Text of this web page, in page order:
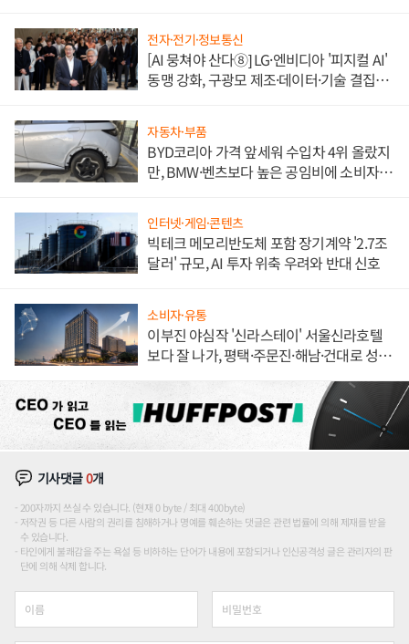
전자·전기·정보통신
[AI 뭉쳐야 산다⑧] LG·엔비디아 '피지컬 AI'
동맹 강화, 구광모 제조·데이터·기술 결집
자동차·부품
BYD코리아 가격 앞세워 수입차 4위 올랐지
만, BMW·벤츠보다 높은 공임비에 소비자
인터넷·게임·콘텐츠
빅테크 메모리반도체 포함 장기계약 '2.7조
달러' 규모, AI 투자 위축 우려와 반대 신호
소비자·유통
이부진 야심작 '신라스테이' 서울신라호텔
보다 잘 나가, 평택·주문진·해남·건대로 성
기사댓글0개
200자까지 쓰실 수 있습니다. (현재 0 byte / 최대 400byte)
저작권 등 다른 사람의 권리를 침해하거나 명예를 훼손하는 댓글은 관련 법률에 의해 제재를 받을
수 있습니다.
타인에게 불쾌감을 주는 욕설 등 비하하는 단어가 내용에 포함되거나 인신공격성 글은 관리자의 판
단에 의해 삭제 합니다.